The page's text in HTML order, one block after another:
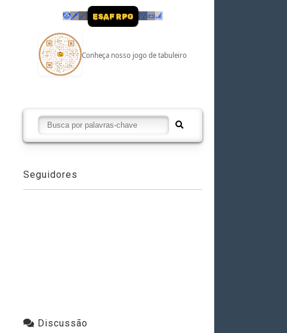
🤡🗡🪄 ESAF RPG 👹📜🦼
Conheça nosso jogo de tabuleiro
Seguidores
Discussão